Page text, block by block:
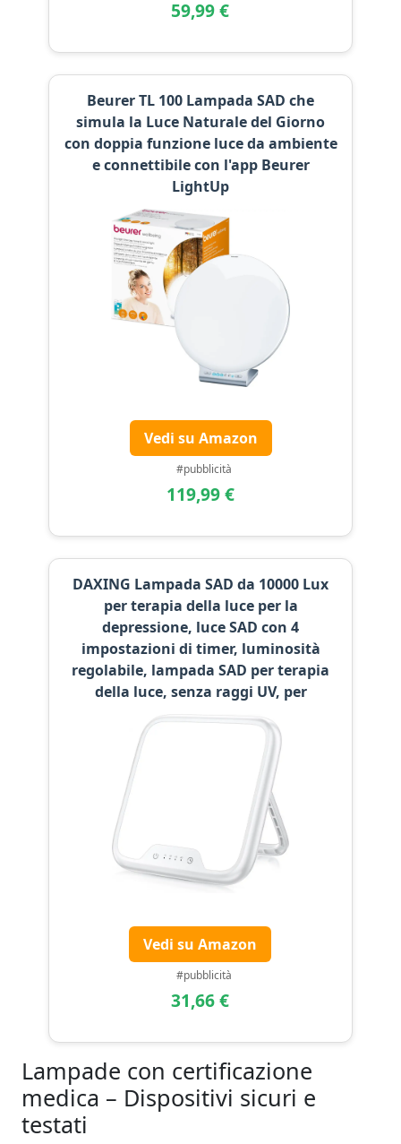
59,99 €
Beurer TL 100 Lampada SAD che
simula la Luce Naturale del Giorno
con doppia funzione luce da ambiente
e connettibile con l'app Beurer
LightUp
Vedi su Amazon
#pubblicità
119,99 €
DAXING Lampada SAD da 10000 Lux
per terapia della luce per la
depressione, luce SAD con 4
impostazioni di timer, luminosità
regolabile, lampada SAD per terapia
della luce, senza raggi UV, per
Vedi su Amazon
#pubblicità
31,66 €
Lampade con certificazione
medica – Dispositivi sicuri e
testati